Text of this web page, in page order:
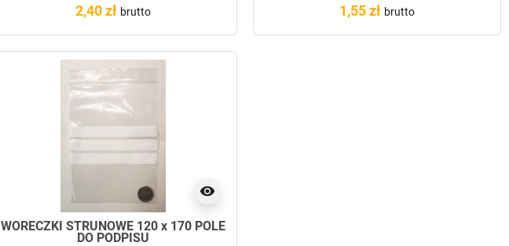
2,40 zł brutto 1,55 zł brutto
visibility
WORECZKI STRUNOWE 120 x 170 POLE
DO PODPISU